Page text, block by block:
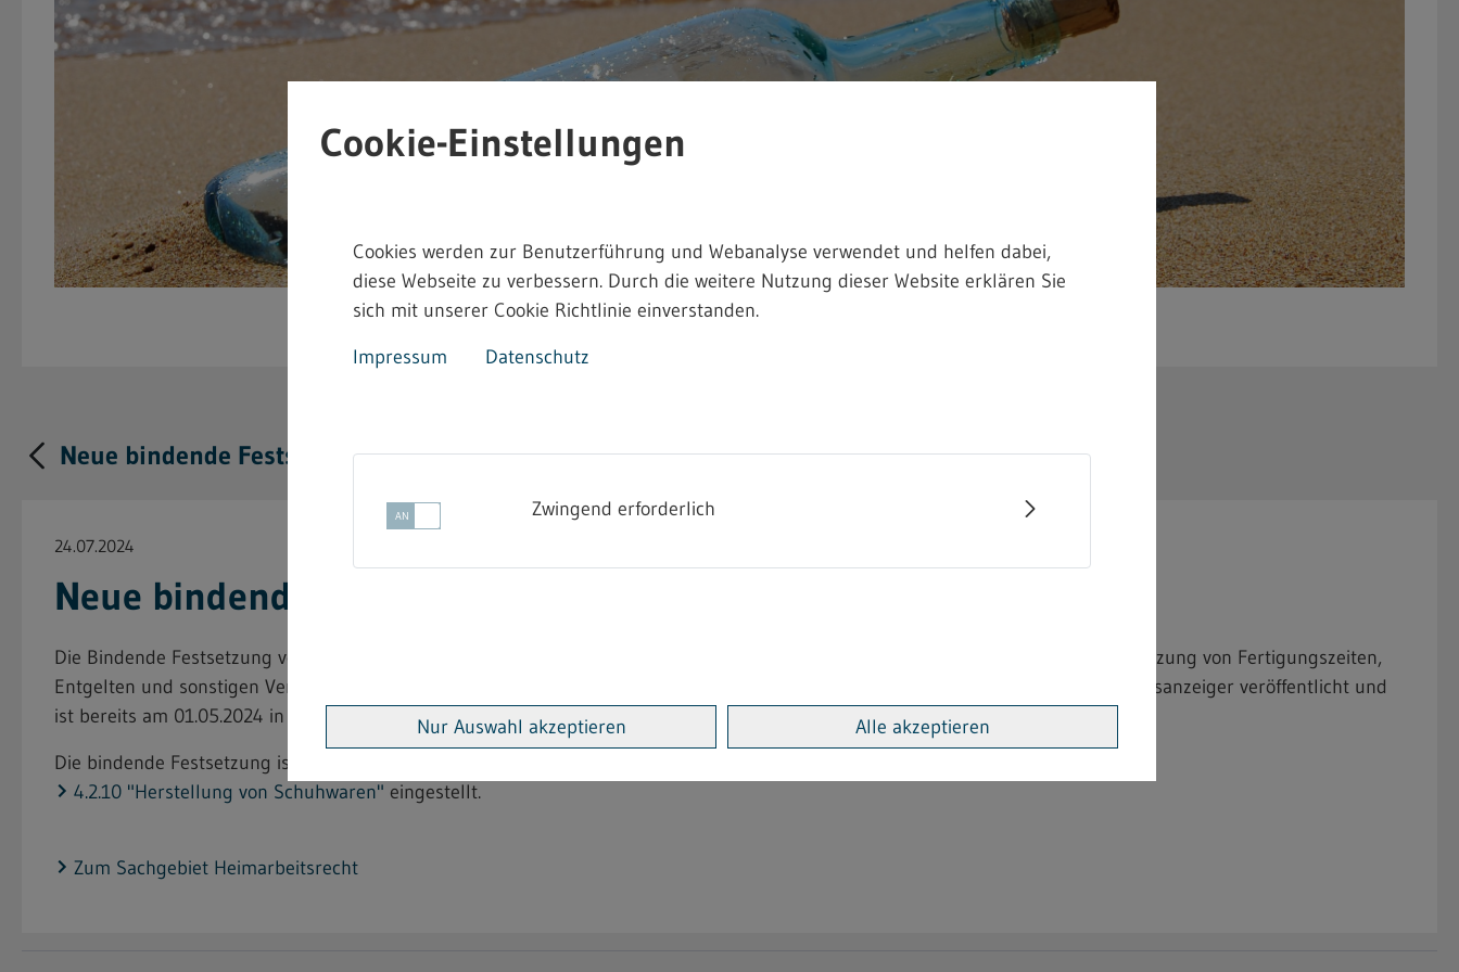
Neue bindende Festsetzung im Heimarbeitsrecht
24.07.2024
Neue bindende Festsetzung im Heimarbeitsrecht
Die Bindende Festsetzung vom 12. März 2024 "Bekanntmachung einer bindenden Festsetzung zur Änderung der bindenden Festsetzung von Fertigungszeiten,
Entgelten und sonstigen Vertragsbedingungen für die Herstellung von Schuhwaren in Heimarbeit", wurde am 23.07.2024 im Bundesanzeiger veröffentlicht und
ist bereits am 01.05.2024 in Kraft getreten.
Die bindende Festsetzung ist nun in der Vorschriftensammlung der Gewerbeaufsicht im Sachgebiet Heimarbeitsrecht unter
4.2.10 "Herstellung von Schuhwaren" eingestellt.
Zum Sachgebiet Heimarbeitsrecht
Cookie-Einstellungen
Cookies werden zur Benutzerführung und Webanalyse verwendet und helfen dabei,
diese Webseite zu verbessern. Durch die weitere Nutzung dieser Website erklären Sie
sich mit unserer Cookie Richtlinie einverstanden.
Impressum
Datenschutz
Zwingend erforderlich
Nur Auswahl akzeptieren Alle akzeptieren